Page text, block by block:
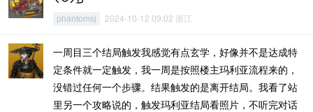
phantomsj 2024-10-12 09:02 浙江
一周目三个结局触发我感觉有点玄学，好像并不是达成特
定条件就一定触发，我一周是按照楼主玛利亚流程来的，
没错过任何一个步骤。结果触发的是离开结局。我看了站
里另一个攻略说的，触发玛利亚结局看照片，不听完对话